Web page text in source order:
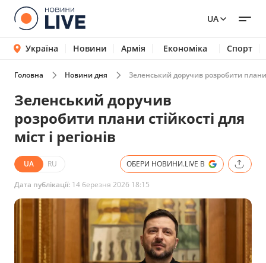
UA
Україна Новини Армія Економіка Спорт
Головна Новини дня Зеленський доручив розробити плани
Зеленський доручив
розробити плани стійкості для
міст і регіонів
UA RU ОБЕРИ НОВИНИ.LIVE В
Дата публікації: 14 березня 2026 18:15